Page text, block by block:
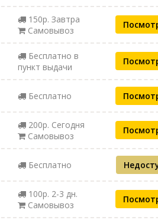
150р. Завтра
Самовывоз
Бесплатно в
пункт выдачи
Бесплатно
200р. Сегодня
Самовывоз
Бесплатно
100р. 2-3 дн.
Самовывоз